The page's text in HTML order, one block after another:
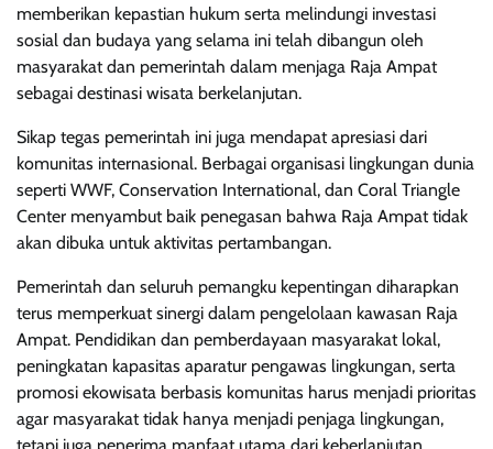
memberikan kepastian hukum serta melindungi investasi
sosial dan budaya yang selama ini telah dibangun oleh
masyarakat dan pemerintah dalam menjaga Raja Ampat
sebagai destinasi wisata berkelanjutan.
Sikap tegas pemerintah ini juga mendapat apresiasi dari
komunitas internasional. Berbagai organisasi lingkungan dunia
seperti WWF, Conservation International, dan Coral Triangle
Center menyambut baik penegasan bahwa Raja Ampat tidak
akan dibuka untuk aktivitas pertambangan.
Pemerintah dan seluruh pemangku kepentingan diharapkan
terus memperkuat sinergi dalam pengelolaan kawasan Raja
Ampat. Pendidikan dan pemberdayaan masyarakat lokal,
peningkatan kapasitas aparatur pengawas lingkungan, serta
promosi ekowisata berbasis komunitas harus menjadi prioritas
agar masyarakat tidak hanya menjadi penjaga lingkungan,